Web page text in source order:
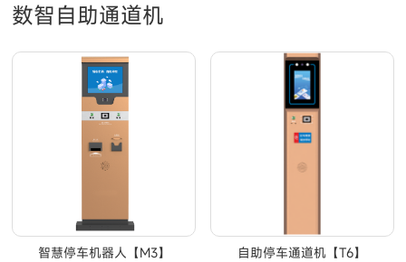
数智自助通道机
智慧停车机器人【M3】 自助停车通道机【T6】